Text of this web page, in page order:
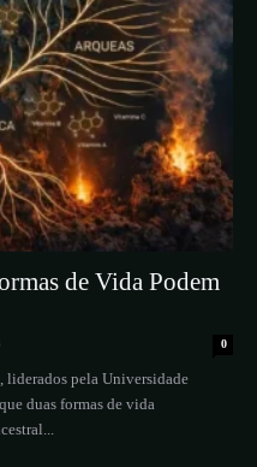
de Vida Podem
0
pela Universidade
duas formas de vida